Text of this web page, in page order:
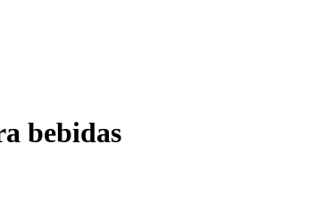
bebidas